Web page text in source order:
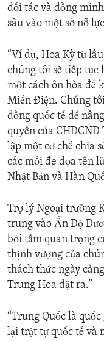
đối tác và đồng
sâu vào một số nỗ
“Ví dụ, Hoa Kỳ từ
chúng tôi sẽ tiếp tục
một cách ôn hòa để
Miến Điện. Chúng
đồng quốc tế để
quyền của
lập một cơ chế chia
các mối đe dọa tên
Nhật Bản và Hàn
Trợ lý Ngoại trưởng
trung vào Ấn Độ
bởi tầm quan trọng
thịnh vượng của
thách thức ngày
Trung Hoa đặt ra.”
“Trung Quốc là
lại trật tự quốc tế và